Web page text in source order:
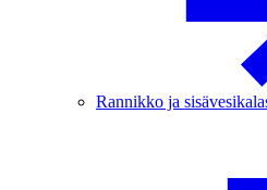
Rannikko ja